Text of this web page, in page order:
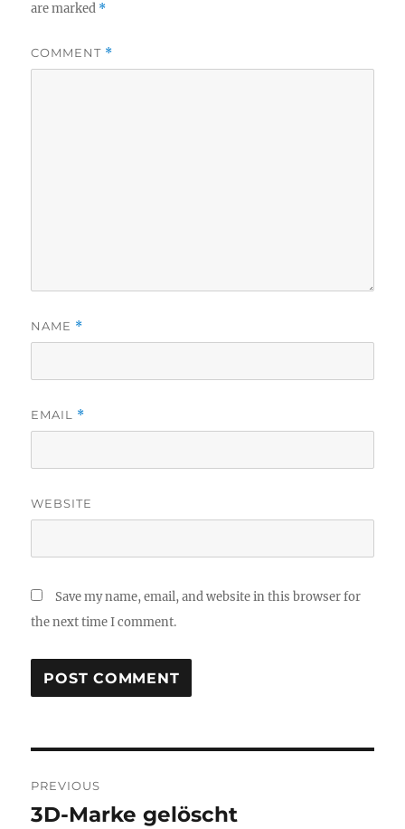
are marked *
COMMENT *
NAME *
EMAIL *
WEBSITE
Save my name, email, and website in this browser for
the next time I comment.
navigation
PREVIOUS
Previous
3D-Marke gelöscht